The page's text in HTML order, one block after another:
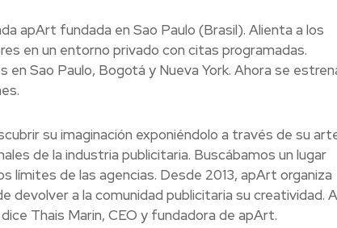
apArt fundada en Sao Paulo (Brasil). Alienta a los
en un entorno privado con citas programadas.
Sao Paulo, Bogotá y Nueva York. Ahora se
su imaginación exponiéndolo a través de su
de la industria publicitaria. Buscábamos un lugar
límites de las agencias. Desde 2013, apArt organiza
devolver a la comunidad publicitaria su creatividad.
Thais Marin, CEO y fundadora de apArt.